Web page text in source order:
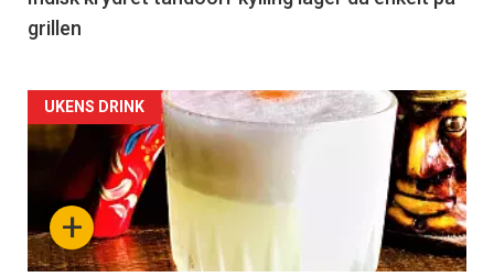
grillen
Forsiden
akkurat
nå
-
+
UKENS DRINK